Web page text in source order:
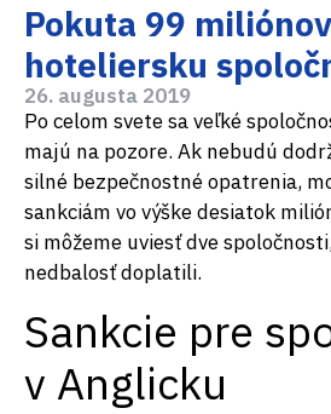
Pokuta 99
hoteliersku
26. augusta 2019
Po celom svete sa veľké
majú na pozore. Ak nebudú
silné bezpečnostné opatrenia,
sankciám vo výške desiatok
si môžeme uviesť dve
nedbalosť doplatili.
Sankcie pre
v Anglicku